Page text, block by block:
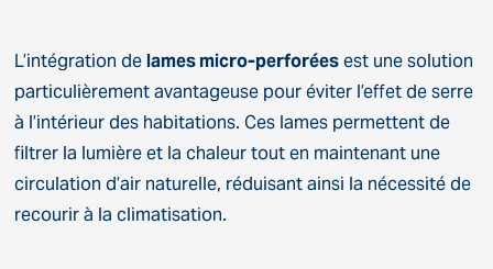
L’intégration delames micro-perforéesest une solution
particulièrement avantageuse pour éviter l’effet de serre
à l’intérieur des habitations. Ces lames permettent de
filtrer la lumière et la chaleur tout en maintenant une
circulation d’air naturelle, réduisant ainsi la nécessité de
recourir à la climatisation.